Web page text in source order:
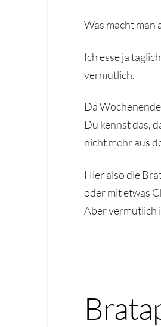
Was macht man
Ich esse ja
vermutlich.
Da
Du kennst das,
nicht mehr aus
Hier also die
oder mit etwas
Aber vermutlich